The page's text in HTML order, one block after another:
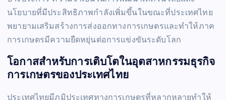
นโยบายที่มีประสิทธิภาพกำลังเพิ่มขึ้นในขณะที่ประเทศไทย
พยายามเสริมสร้างการส่งออกทางการเกษตรและทำให้ภาค
การเกษตรมีความยืดหยุ่นต่อการแข่งขันระดับโลก
โอกาสสำหรับการเติบโตในอุตสาหกรรมธุรกิจ
การเกษตรของประเทศไทย
ประเทศไทยมีภูมิประเทศทางการเกษตรที่หลากหลายทำให้